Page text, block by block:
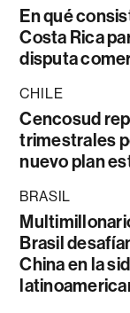
En qué
Costa Rica
disputa
CHILE
Cencosud
trimestrales
nuevo plan
BRASIL
Brasil
China en la